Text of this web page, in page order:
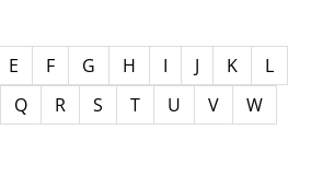
E F G H I J K
L
Q R S T U V
W